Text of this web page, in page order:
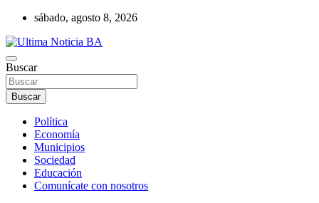
Saltar
contenido
sábado, agosto 8, 2026
Ultima Noticia BA
Últimas noticias de la provincia de Buenos Aires y del partido de La
Matanza en nuestro portal de noticias. Mantente informado sobre
política, economía, sociedad y mucho más.
Buscar
Buscar
Política
Economía
Municipios
Sociedad
Educación
Comunícate con nosotros